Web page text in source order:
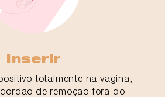
Inserir
totalmente na vagina,
de remoção fora do